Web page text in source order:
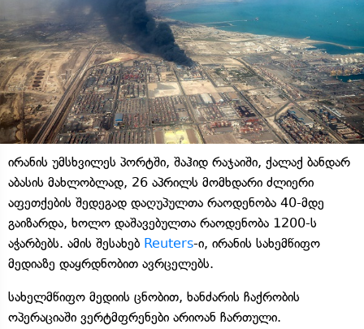
ირანის უმსხვილეს პორტში, შაჰიდ რაჯაიში, ქალაქ ბანდარ
აბასის მახლობლად, 26 აპრილს მომხდარი ძლიერი
აფეთქების შედეგად დაღუპულთა რაოდენობა 40-მდე
გაიზარდა, ხოლო დაშავებულთა რაოდენობა 1200-ს
აჭარბებს. ამის შესახებ Reuters-ი, ირანის სახემწიფო
მედიაზე დაყრდნობით ავრცელებს.
სახელმწიფო მედიის ცნობით, ხანძარის ჩაქრობის
ოპერაციაში ვერტმფრენები არიოან ჩართული.